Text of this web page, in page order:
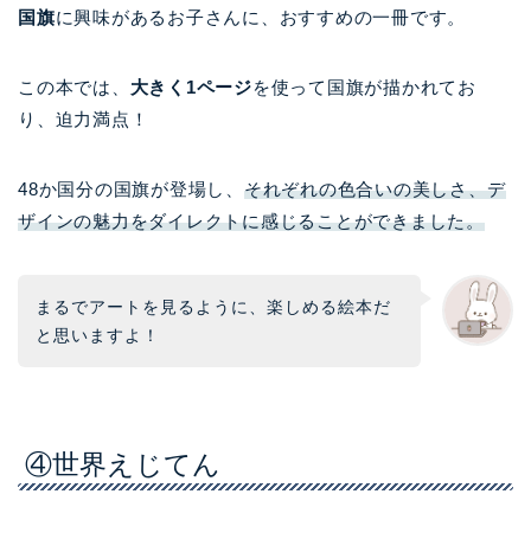
国旗に興味があるお子さんに、おすすめの一冊です。
この本では、 大きく1ページを使って国旗が描かれてお
り、迫力満点！
48か国分の国旗が登場し、 それぞれの色合いの美しさ、デ
ザインの魅力をダイレクトに感じることができました。
まるでアートを見るように、楽しめる絵本だ
と思いますよ！
④世界えじてん